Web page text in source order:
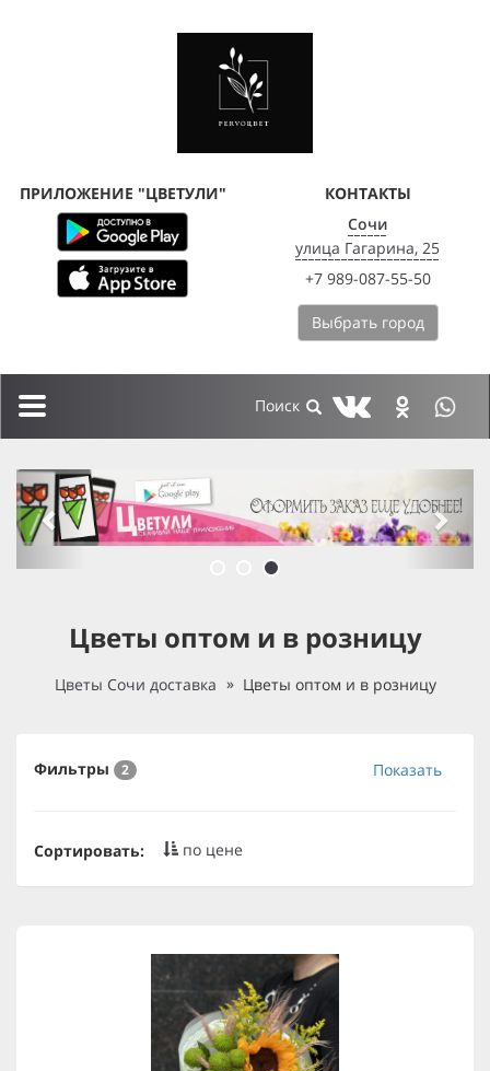
ПРИЛОЖЕНИЕ "ЦВЕТУЛИ"
КОНТАКТЫ
Сочи
улица Гагарина, 25
+7 989-087-55-50
Выбрать город
Toggle
previous
Цветы оптом и в розницу
Цветы Сочи доставка Цветы оптом и в розницу
Фильтры 2 Показать
Сортировать: по цене